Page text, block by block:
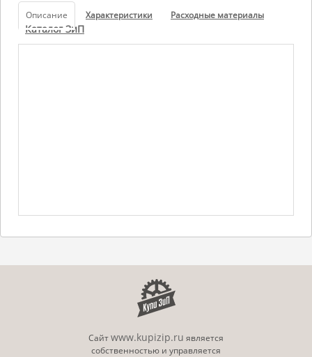
Описание Характеристики Расходные материалы
Каталог ЗиП
Сайтwww.kupizip.ru является
собственностью и управляется